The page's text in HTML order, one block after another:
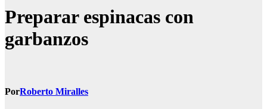
Preparar espinacas con
garbanzos
PorRoberto Miralles